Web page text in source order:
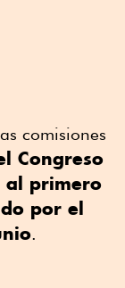
comisiones
Congreso
al primero
por el
.